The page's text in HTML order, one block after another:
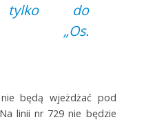
tylko do
„Os.
będą wjeżdżać pod
linii nr 729 nie będzie